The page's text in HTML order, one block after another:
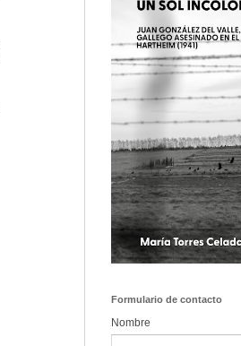
Formulario de contacto
Nombre